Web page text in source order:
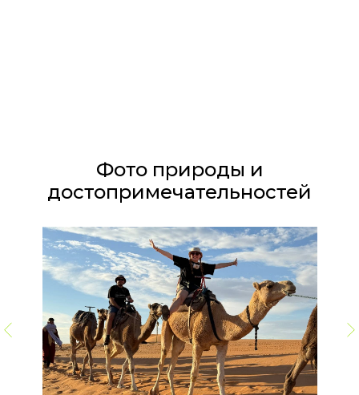
Фото природы и
достопримечательностей